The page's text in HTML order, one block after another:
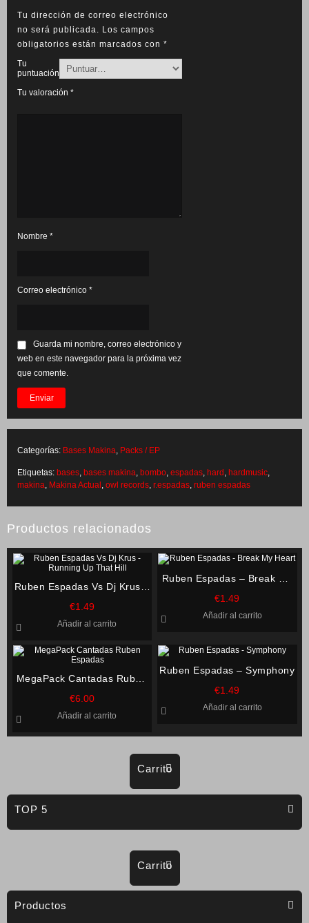
Carrito
TOP 5
Tu dirección de correo electrónico
no será publicada.
Los campos
obligatorios están marcados con *
Tu
puntuación
Tu valoración *
Nombre *
Correo electrónico *
Guarda mi nombre, correo electrónico y
web en este navegador para la próxima vez
que comente.
Categorías: Bases Makina Packs / EP
Etiquetas: bases bases makina bombo espadas hard hardmusic
makina Makina Actual owl records r.espadas ruben espadas
Productos relacionados
Ruben Espadas Vs Dj Krus –
Running Up That Hill
€1.49
Añadir al carrito
Ruben Espadas – Break My
Heart
€1.49
Añadir al carrito
MegaPack Cantadas Ruben
Espadas
€6.00
Añadir al carrito
Ruben Espadas – Symphony
€1.49
Añadir al carrito
Carrito
Productos